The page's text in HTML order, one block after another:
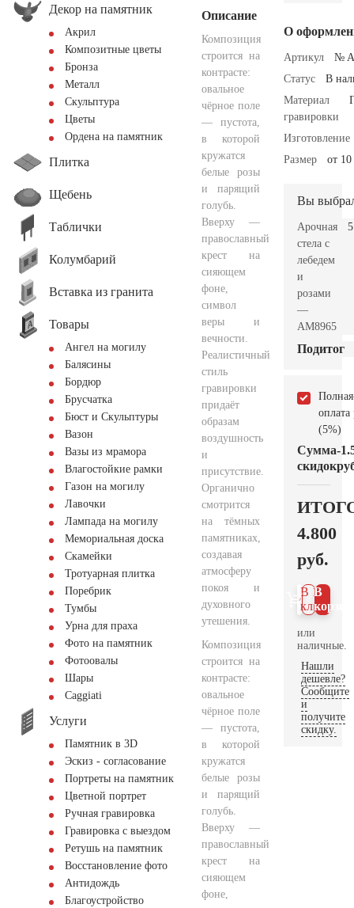
Декор на памятник
Акрил
Композитные цветы
Бронза
Металл
Скульптура
Цветы
Ордена на памятник
Плитка
Щебень
Таблички
Колумбарий
Вставка из гранита
Товары
Ангел на могилу
Балясины
Бордюр
Брусчатка
Бюст и Скульптуры
Вазон
Вазы из мрамора
Влагостойкие рамки
Газон на могилу
Лавочки
Лампада на могилу
Мемориальная доска
Скамейки
Тротуарная плитка
Поребрик
Тумбы
Урна для праха
Фото на памятник
Фотоовалы
Шары
Сaggiati
Услуги
Памятник в 3D
Эскиз - согласование
Портреты на памятник
Цветной портрет
Ручная гравировка
Гравировка с выездом
Ретушь на памятник
Восстановление фото
Антидождь
Благоустройство
Описание
Композиция
строится на
контрасте:
овальное
чёрное поле
— пустота,
в которой
кружатся
белые розы
и парящий
голубь.
Вверху —
православный
крест на
сияющем
фоне,
символ
веры и
вечности.
Реалистичный
стиль
гравировки
придаёт
образам
воздушность
и
присутствие.
Органично
смотрится
на тёмных
памятниках,
создавая
атмосферу
покоя и
духовного
утешения.
Композиция
строится на
контрасте:
овальное
чёрное поле
— пустота,
в которой
кружатся
белые розы
и парящий
голубь.
Вверху —
православный
крест на
сияющем
фоне,
О
Артикул
№
Статус
В
Материал
гравировки
Изготовление
Размер
от
Вы
Арочная
стела с
лебедем
и
розами
—
AM8965
Подитог
Полная
оплата
(5%)
Сумма
скидок
-
4.800
руб.
В
В 1
клик
или
наличные.
Нашли
дешевле?
Сообщите
и
получите
скидку.